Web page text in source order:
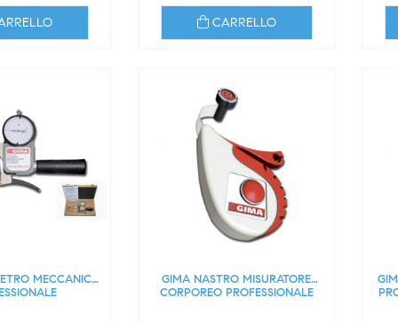
CARRELLO
MECCANICO
GIMA NASTRO MISURATORE
CORPOREO PROFESSIONALE